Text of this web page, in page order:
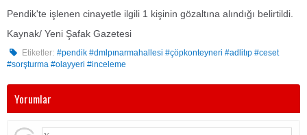
Pendik'te işlenen cinayetle ilgili 1 kişinin gözaltına alındığı belirtildi.
Kaynak/ Yeni Şafak Gazetesi
Etiketler: #pendik #dmlpınarmahallesi #çöpkonteyneri #adlitıp #ceset
#sorşturma #olayyeri #inceleme
Yorumlar